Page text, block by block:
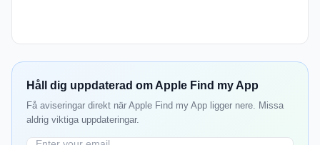
Håll dig uppdaterad om Apple Find my App
Få aviseringar direkt när Apple Find my App ligger nere. Missa
aldrig viktiga uppdateringar.